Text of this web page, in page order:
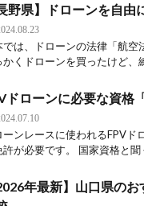
長野県】ドローンを自
では、ドローンの法律「航空
かくドローンを買ったけど
ドローンに必要な資格
ーンレースに使われるFPVド
許が必要です。 国家資格と
2026年最新】山口県の